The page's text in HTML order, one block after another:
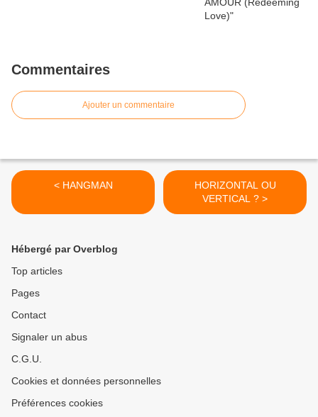
Commentaires
Ajouter un commentaire
< HANGMAN
HORIZONTAL OU
VERTICAL ? >
Hébergé par Overblog
Top articles
Pages
Contact
Signaler un abus
C.G.U.
Cookies et données personnelles
Préférences cookies